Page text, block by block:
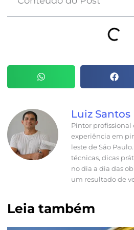
Luiz Santos
Pintor profissional
experiência em
leste de São
técnicas, dicas
no dia a dia das
um resultado de
Leia também